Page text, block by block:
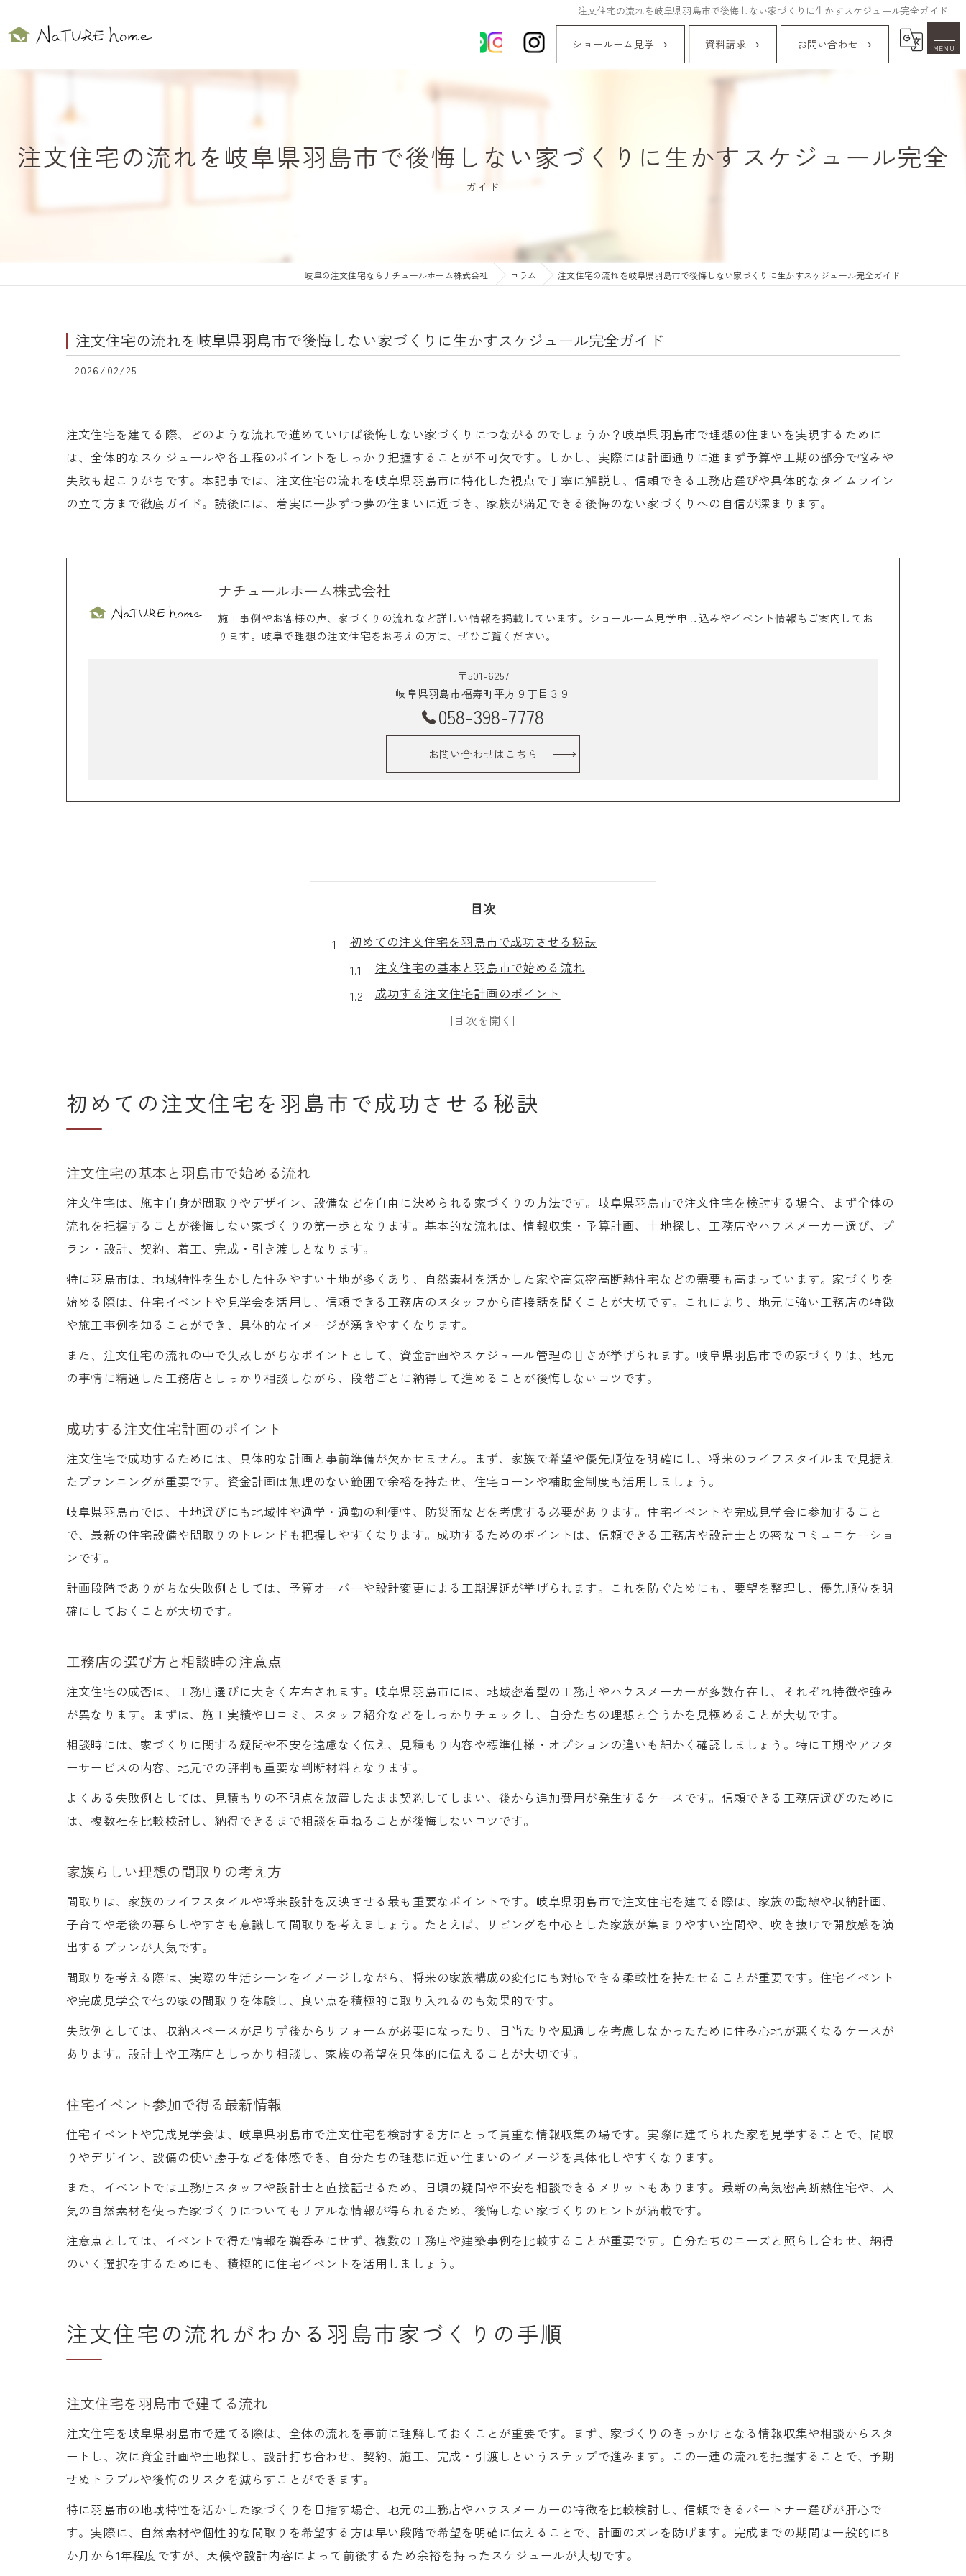
注文住宅の流れを岐阜県羽島市で後悔しない家づくりに生かすスケジュール完全ガイド
ショールーム見学 資料請求 お問い合わせ
注文住宅の流れを岐阜県羽島市で後悔しない家づくりに生かすスケジュール完全
ガイド
岐阜の注文住宅ならナチュールホーム株式会社 コラム 注文住宅の流れを岐阜県羽島市で後悔しない家づくりに生かすスケジュール完全ガイド
注文住宅の流れを岐阜県羽島市で後悔しない家づくりに生かすスケジュール完全ガイド
2026/02/25
注文住宅を建てる際、どのような流れで進めていけば後悔しない家づくりにつながるのでしょうか？岐阜県羽島市で理想の住まいを実現するために
は、全体的なスケジュールや各工程のポイントをしっかり把握することが不可欠です。しかし、実際には計画通りに進まず予算や工期の部分で悩みや
失敗も起こりがちです。本記事では、注文住宅の流れを岐阜県羽島市に特化した視点で丁寧に解説し、信頼できる工務店選びや具体的なタイムライン
の立て方まで徹底ガイド。読後には、着実に一歩ずつ夢の住まいに近づき、家族が満足できる後悔のない家づくりへの自信が深まります。
ナチュールホーム株式会社
施工事例やお客様の声、家づくりの流れなど詳しい情報を掲載しています。ショールーム見学申し込みやイベント情報もご案内してお
ります。岐阜で理想の注文住宅をお考えの方は、ぜひご覧ください。
〒501-6257
岐阜県羽島市福寿町平方９丁目３９
058-398-7778
お問い合わせはこちら
目次
初めての注文住宅を羽島市で成功させる秘訣
注文住宅の基本と羽島市で始める流れ
成功する注文住宅計画のポイント
工務店の選び方と相談時の注意点
家族らしい理想の間取りの考え方
注文住宅の流れがわかる羽島市家づくりの手順
土地探しから契約までの具体的手順
工務店とのスケジュール共有の重要性
理想の住まい実現へ羽島市で押さえたい流れ
注文住宅で理想をかなえる進め方
設計段階で暮らしやすさを重視する方法
工事着工から完成までの流れと注意点
現場見学でわかる家づくりの安心感
住宅イベントや見学会を活用する利点
設計から完成までの流れを徹底解説
工期遅延を防ぐチェックリスト作成術
家づくりの節目で注意すべきポイント
工務店選びで後悔しないための工夫
注文住宅計画を立てる最初の一歩
現場確認でミスを減らすポイント
家族の夢をかなえる注文住宅づくりの進め方
注文住宅で家族の希望を形にする方法
間取り決定から設備選びまでの流れ
家族会議で共有すべき優先事項
工務店スタッフとの信頼関係構築術
初めての注文住宅を羽島市で成功させる秘訣
注文住宅の基本と羽島市で始める流れ
注文住宅は、施主自身が間取りやデザイン、設備などを自由に決められる家づくりの方法です。岐阜県羽島市で注文住宅を検討する場合、まず全体の
流れを把握することが後悔しない家づくりの第一歩となります。基本的な流れは、情報収集・予算計画、土地探し、工務店やハウスメーカー選び、プ
ラン・設計、契約、着工、完成・引き渡しとなります。
特に羽島市は、地域特性を生かした住みやすい土地が多くあり、自然素材を活かした家や高気密高断熱住宅などの需要も高まっています。家づくりを
始める際は、住宅イベントや見学会を活用し、信頼できる工務店のスタッフから直接話を聞くことが大切です。これにより、地元に強い工務店の特徴
や施工事例を知ることができ、具体的なイメージが湧きやすくなります。
また、注文住宅の流れの中で失敗しがちなポイントとして、資金計画やスケジュール管理の甘さが挙げられます。岐阜県羽島市での家づくりは、地元
の事情に精通した工務店としっかり相談しながら、段階ごとに納得して進めることが後悔しないコツです。
成功する注文住宅計画のポイント
注文住宅で成功するためには、具体的な計画と事前準備が欠かせません。まず、家族で希望や優先順位を明確にし、将来のライフスタイルまで見据え
たプランニングが重要です。資金計画は無理のない範囲で余裕を持たせ、住宅ローンや補助金制度も活用しましょう。
岐阜県羽島市では、土地選びにも地域性や通学・通勤の利便性、防災面などを考慮する必要があります。住宅イベントや完成見学会に参加すること
で、最新の住宅設備や間取りのトレンドも把握しやすくなります。成功するためのポイントは、信頼できる工務店や設計士との密なコミュニケーショ
ンです。
計画段階でありがちな失敗例としては、予算オーバーや設計変更による工期遅延が挙げられます。これを防ぐためにも、要望を整理し、優先順位を明
確にしておくことが大切です。
工務店の選び方と相談時の注意点
注文住宅の成否は、工務店選びに大きく左右されます。岐阜県羽島市には、地域密着型の工務店やハウスメーカーが多数存在し、それぞれ特徴や強み
が異なります。まずは、施工実績や口コミ、スタッフ紹介などをしっかりチェックし、自分たちの理想と合うかを見極めることが大切です。
相談時には、家づくりに関する疑問や不安を遠慮なく伝え、見積もり内容や標準仕様・オプションの違いも細かく確認しましょう。特に工期やアフタ
ーサービスの内容、地元での評判も重要な判断材料となります。
よくある失敗例としては、見積もりの不明点を放置したまま契約してしまい、後から追加費用が発生するケースです。信頼できる工務店選びのために
は、複数社を比較検討し、納得できるまで相談を重ねることが後悔しないコツです。
家族らしい理想の間取りの考え方
間取りは、家族のライフスタイルや将来設計を反映させる最も重要なポイントです。岐阜県羽島市で注文住宅を建てる際は、家族の動線や収納計画、
子育てや老後の暮らしやすさも意識して間取りを考えましょう。たとえば、リビングを中心とした家族が集まりやすい空間や、吹き抜けで開放感を演
出するプランが人気です。
間取りを考える際は、実際の生活シーンをイメージしながら、将来の家族構成の変化にも対応できる柔軟性を持たせることが重要です。住宅イベント
や完成見学会で他の家の間取りを体験し、良い点を積極的に取り入れるのも効果的です。
失敗例としては、収納スペースが足りず後からリフォームが必要になったり、日当たりや風通しを考慮しなかったために住み心地が悪くなるケースが
あります。設計士や工務店としっかり相談し、家族の希望を具体的に伝えることが大切です。
住宅イベント参加で得る最新情報
住宅イベントや完成見学会は、岐阜県羽島市で注文住宅を検討する方にとって貴重な情報収集の場です。実際に建てられた家を見学することで、間取
りやデザイン、設備の使い勝手などを体感でき、自分たちの理想に近い住まいのイメージを具体化しやすくなります。
また、イベントでは工務店スタッフや設計士と直接話せるため、日頃の疑問や不安を相談できるメリットもあります。最新の高気密高断熱住宅や、人
気の自然素材を使った家づくりについてもリアルな情報が得られるため、後悔しない家づくりのヒントが満載です。
注意点としては、イベントで得た情報を鵜呑みにせず、複数の工務店や建築事例を比較することが重要です。自分たちのニーズと照らし合わせ、納得
のいく選択をするためにも、積極的に住宅イベントを活用しましょう。
注文住宅の流れがわかる羽島市家づくりの手順
注文住宅を羽島市で建てる流れ
注文住宅を岐阜県羽島市で建てる際は、全体の流れを事前に理解しておくことが重要です。まず、家づくりのきっかけとなる情報収集や相談からスタ
ートし、次に資金計画や土地探し、設計打ち合わせ、契約、施工、完成・引渡しというステップで進みます。この一連の流れを把握することで、予期
せぬトラブルや後悔のリスクを減らすことができます。
特に羽島市の地域特性を活かした家づくりを目指す場合、地元の工務店やハウスメーカーの特徴を比較検討し、信頼できるパートナー選びが肝心で
す。実際に、自然素材や個性的な間取りを希望する方は早い段階で希望を明確に伝えることで、計画のズレを防げます。完成までの期間は一般的に8
か月から1年程度ですが、天候や設計内容によって前後するため余裕を持ったスケジュールが大切です。